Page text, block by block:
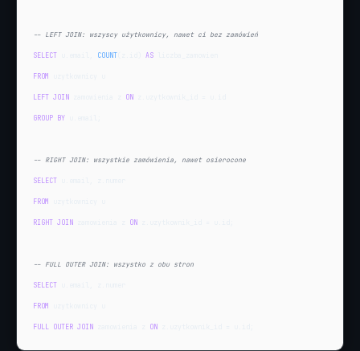
-- LEFT JOIN: wszyscy użytkownicy, nawet ci bez zamówień
SELECT COUNT AS
FROM
LEFT JOIN ON
GROUP BY
-- RIGHT JOIN: wszystkie zamówienia, nawet osierocone
SELECT
FROM
RIGHT JOIN ON
-- FULL OUTER JOIN: wszystko z obu stron
SELECT
FROM
FULL OUTER JOIN ON